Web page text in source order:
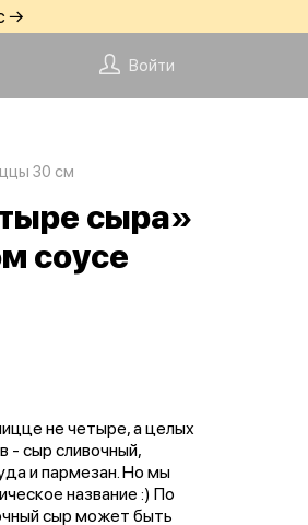
→
Войти
30 см
сыра»
соусе
не четыре, а целых
- сыр сливочный,
и пармезан. Но мы
название :) По
сыр может быть